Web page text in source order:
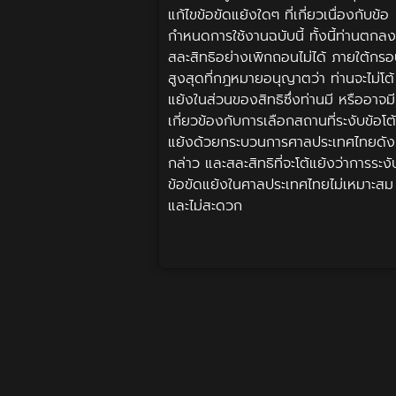
แก้ไขข้อขัดแย้งใดๆ ที่เกี่ยวเนื่องกับข้อ
กำหนดการใช้งานฉบับนี้ ทั้งนี้ท่านตกลง
สละสิทธิอย่างเพิกถอนไม่ได้ ภายใต้กร
สูงสุดที่กฎหมายอนุญาตว่า ท่านจะไม่โต้
แย้งในส่วนของสิทธิซึ่งท่านมี หรืออาจมี
เกี่ยวข้องกับการเลือกสถานที่ระงับข้อโต้
แย้งด้วยกระบวนการศาลประเทศไทยดัง
กล่าว และสละสิทธิที่จะโต้แย้งว่าการระ
ข้อขัดแย้งในศาลประเทศไทยไม่เหมาะสม
และไม่สะดวก